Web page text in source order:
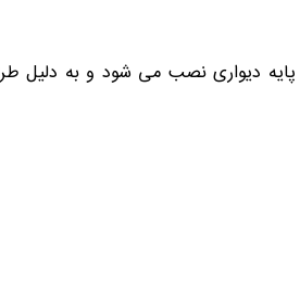
دیواری نصب می شود و به دلیل